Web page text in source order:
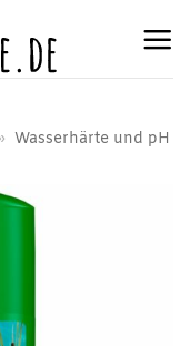
Wasserhärte und pH